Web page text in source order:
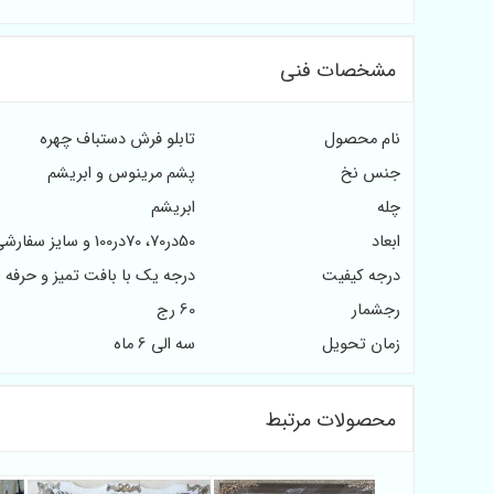
مشخصات فنی
نام محصول
تابلو فرش دستباف چهره
جنس نخ
پشم مرینوس و ابریشم
چله
ابریشم
ابعاد
50در70، 70در100 و سایز سفارشی مشتریان
درجه کیفیت
درجه یک با بافت تمیز و حرفه
رجشمار
60 رج
زمان تحویل
سه الی 6 ماه
محصولات مرتبط